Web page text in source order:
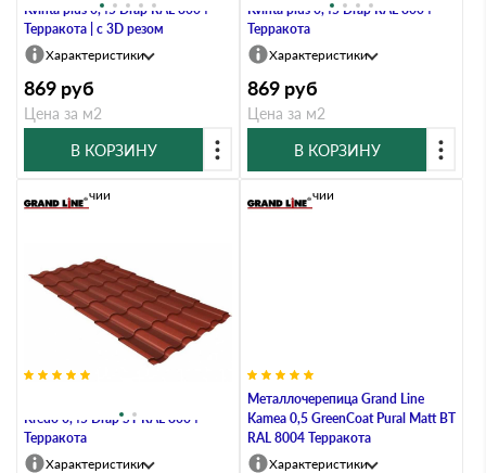
Kvinta plus 0,45 Drap RAL 8004
Терракота | c 3D резом
Характеристики
869 руб
Цена за м2
В КОРЗИНУ
Kvinta plus 0,45 Drap RAL 8004
Терракота
Характеристики
869 руб
Цена за м2
В КОРЗИНУ
Kredo 0,45 Drap ST RAL 8004
Терракота
В наличии
Характеристики
Металлочерепица Grand Line
Kamea 0,5 GreenCoat Pural Matt BT
RAL 8004 Терракота
В наличии
Характеристики